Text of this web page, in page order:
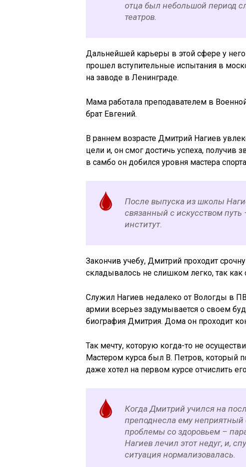
отца был небольшой период
театров.
Дальнейшей карьеры в этой сфере у
прошел вступительные испытания в
на заводе в Ленинграде.
Мама работала преподавателем в
брат Евгений.
В раннем возрасте Дмитрий Нагиев
цели и, он смог достичь успеха,
в самбо он добился уровня мастера
После выпуска из школы
связанный с искусством путь
институт.
Закончив учебу, Дмитрий проходит
складывалось не слишком легко, так
Служил Нагиев недалеко от Вологды в
армии всерьез задумывается о своем
биография Дмитрия. Дома он проходит
Так мечту, которую когда-то не
Мастером курса был В. Петров, который
даже хотел на первом курсе отчислить
Когда Дмитрий учился на
преподнесла ему
проблемы со здоровьем –
Нагиев лечил этот недуг, и,
ситуация нормализовалась.